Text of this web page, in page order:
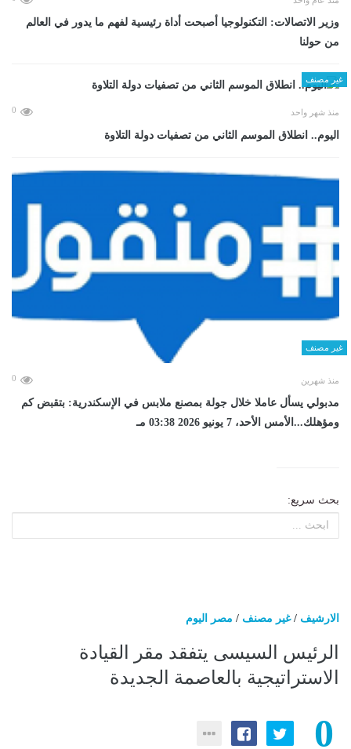
وزير الاتصالات: التكنولوجيا أصبحت أداة رئيسية لفهم ما يدور في العالم
من حولنا
غير مصنف
منذ شهر واحد 0
اليوم.. انطلاق الموسم الثاني من تصفيات دولة التلاوة
غير مصنف
منذ شهرين 0
مدبولي يسأل عاملا خلال جولة بمصنع ملابس في الإسكندرية: بتقبض كم
ومؤهلك...الأمس الأحد، 7 يونيو 2026 03:38 مـ
بحث سريع:
الارشيف /غير مصنف / مصر اليوم
الرئيس السيسى يتفقد مقر القيادة
الاستراتيجية بالعاصمة الجديدة
0